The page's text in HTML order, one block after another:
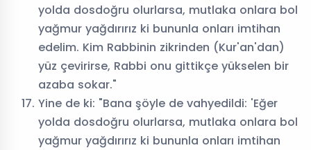
yolda dosdoğru olurlarsa, mutlaka onlara bol
yağmur yağdırırız ki bununla onları imtihan
edelim. Kim Rabbinin zikrinden (Kur'an'dan)
yüz çevirirse, Rabbi onu gittikçe yükselen bir
azaba sokar."
Yine de ki: "Bana şöyle de vahyedildi: 'Eğer
yolda dosdoğru olurlarsa, mutlaka onlara bol
yağmur yağdırırız ki bununla onları imtihan